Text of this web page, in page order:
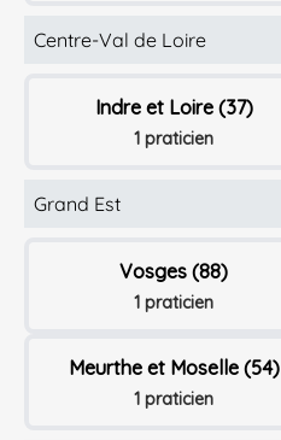
Centre-Val de Loire
Indre et Loire (37)
1 praticien
Grand Est
Vosges (88)
1 praticien
Meurthe et Moselle (54)
1 praticien